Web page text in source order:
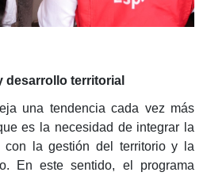
desarrollo territorial
una tendencia cada vez más
es la necesidad de integrar la
con la gestión del territorio y la
En este sentido, el programa